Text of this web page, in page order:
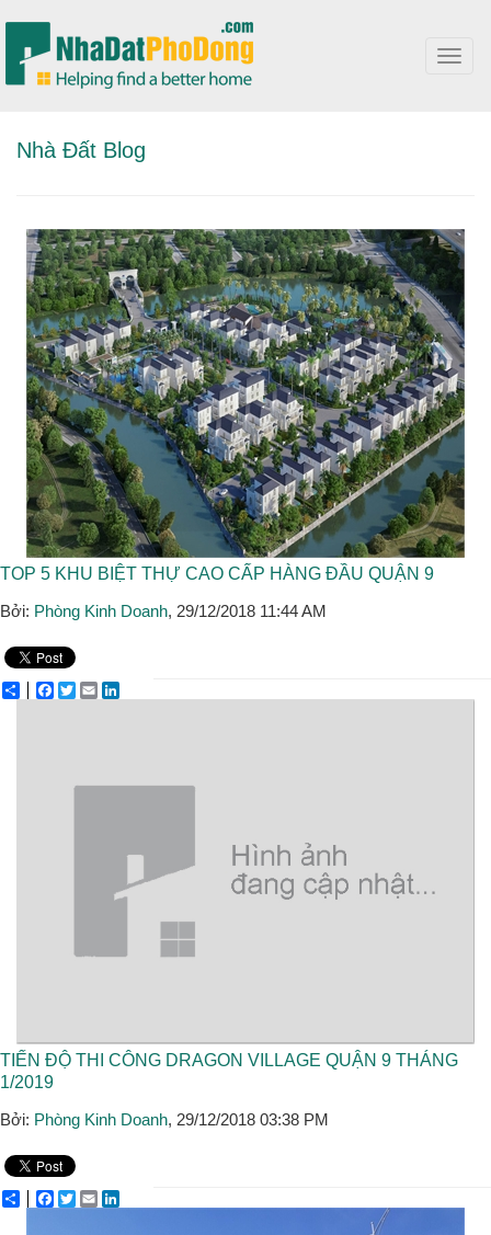
Nhà Đất Blog
TOP 5 KHU BIỆT THỰ CAO CẤP HÀNG ĐẦU QUẬN 9
Bởi: Phòng Kinh Doanh, 29/12/2018 11:44 AM
ShareFacebook
Twitter
Email
TIẾN ĐỘ THI CÔNG DRAGON VILLAGE QUẬN 9 THÁNG
1/2019
Bởi: Phòng Kinh Doanh, 29/12/2018 03:38 PM
ShareFacebook
Twitter
Email